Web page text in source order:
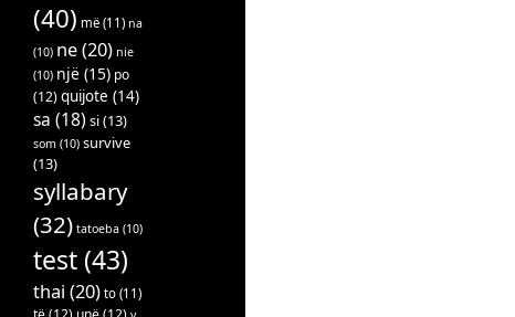
(40) më (11) na
(10) ne(20) nie
(10) një (15) po
(12)quijote (14)
sa (18) si(13)
som (10) survive
(13)
syllabary
(32) tatoeba (10)
test (43)
thai (20) to (11)